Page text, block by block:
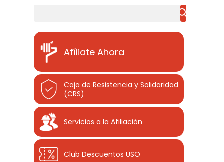
Afíliate Ahora
Caja de Resistencia y Solidaridad
(CRS)
Servicios a la Afiliación
Club Descuentos USO